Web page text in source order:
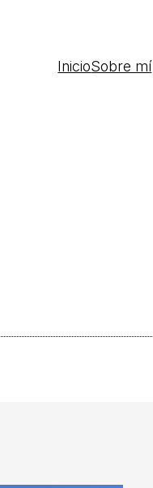
InicioSobre mí